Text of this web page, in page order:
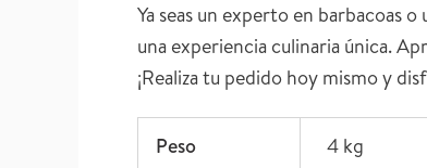
Ya seas un experto en barbacoas
una experiencia culinaria única.
¡Realiza tu pedido hoy mismo y
Peso 4 kg